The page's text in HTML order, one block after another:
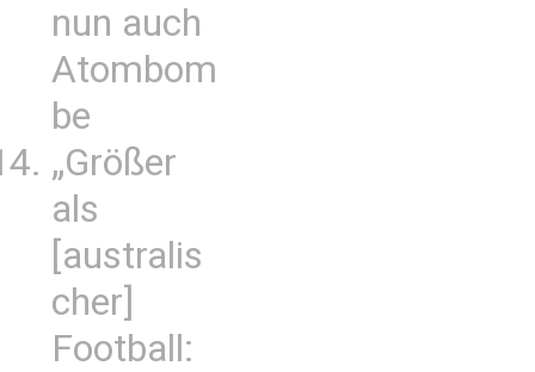
nun auch
Atombom
be
„Größer
als
[australis
cher]
Football: